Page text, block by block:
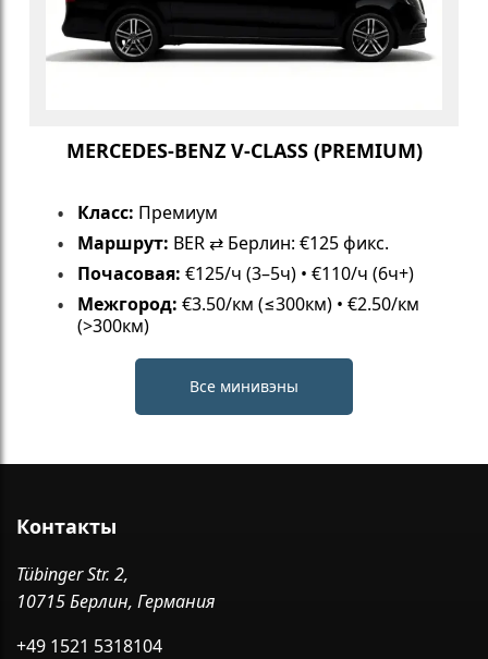
MERCEDES-BENZ V-CLASS (PREMIUM)
Класс: Премиум
Маршрут: BER ⇄ Берлин: €125 фикс.
Почасовая: €125/ч (3–5ч) • €110/ч (6ч+)
Межгород: €3.50/км (≤300км) • €2.50/км
(>300км)
Все минивэны
Контакты
Tübinger Str. 2,
10715 Берлин, Германия
+49 1521 5318104